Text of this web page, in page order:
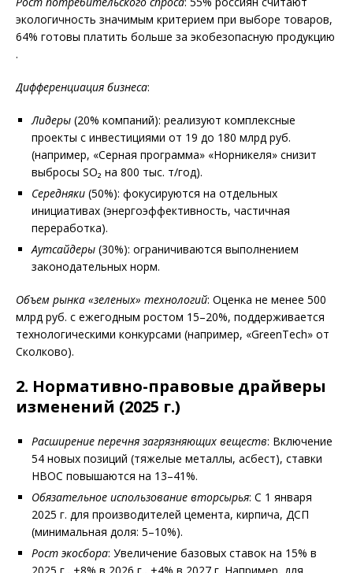
экологичность значимым критерием при выборе товаров,
64% готовы платить больше за экобезопасную продукцию
.
Дифференциация бизнеса:
Лидеры (20% компаний): реализуют комплексные
проекты с инвестициями от 19 до 180 млрд руб.
(например, «Серная программа» «Норникеля» снизит
выбросы SO₂ на 800 тыс. т/год).
Середняки (50%): фокусируются на отдельных
инициативах (энергоэффективность, частичная
переработка).
Аутсайдеры (30%): ограничиваются выполнением
законодательных норм.
Объем рынка «зеленых» технологий: Оценка не менее 500
млрд руб. с ежегодным ростом 15–20%, поддерживается
технологическими конкурсами (например, «GreenTech» от
Сколково).
2. Нормативно-правовые драйверы
изменений (2025 г.)
Расширение перечня загрязняющих веществ: Включение
54 новых позиций (тяжелые металлы, асбест), ставки
НВОС повышаются на 13–41%.
Обязательное использование вторсырья: С 1 января
2025 г. для производителей цемента, кирпича, ДСП
(минимальная доля: 5–10%).
Рост экосбора: Увеличение базовых ставок на 15% в